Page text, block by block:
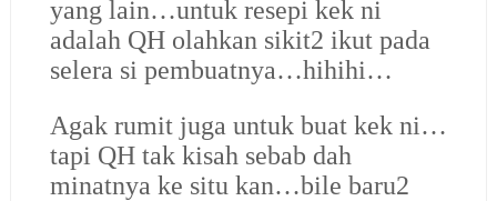
yang lain…untuk resepi kek ni
adalah QH olahkan sikit2 ikut pada
selera si pembuatnya…hihihi…
Agak rumit juga untuk buat kek ni…
tapi QH tak kisah sebab dah
minatnya ke situ kan…bile baru2